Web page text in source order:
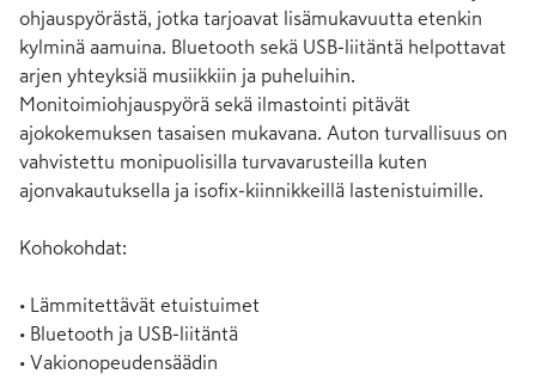
ohjauspyörästä, jotka tarjoavat lisämukavuutta etenkin
kylminä aamuina. Bluetooth sekä USB-liitäntä helpottavat
arjen yhteyksiä musiikkiin ja puheluihin.
Monitoimiohjauspyörä sekä ilmastointi pitävät
ajokokemuksen tasaisen mukavana. Auton turvallisuus on
vahvistettu monipuolisilla turvavarusteilla kuten
ajonvakautuksella ja isofix-kiinnikkeillä lastenistuimille.
Kohokohdat:
• Lämmitettävät etuistuimet
• Bluetooth ja USB-liitäntä
• Vakionopeudensäädin